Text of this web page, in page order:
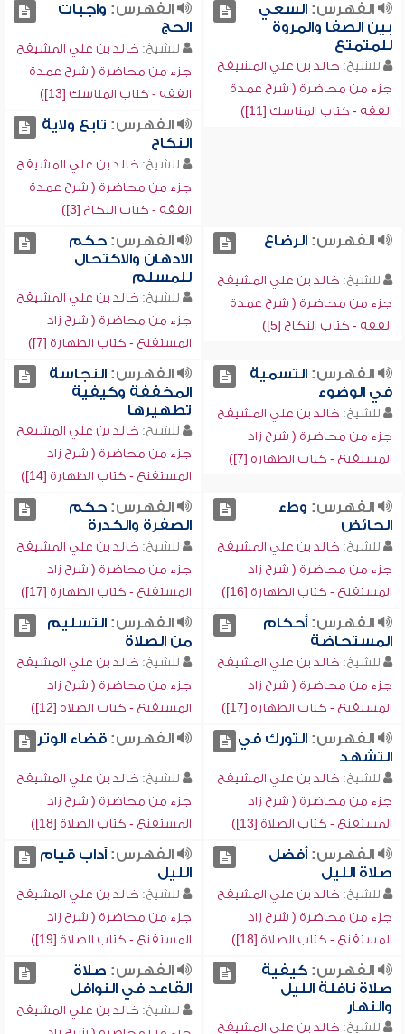
الفهرس:السعي
بين الصفا والمروة
للمتمتع
للشيخ: خالد بن علي المشيقح
جزء من محاضرة ( شرح عمدة
الفقه - كتاب المناسك [11])
الفهرس: واجبات
الحج
للشيخ: خالد بن علي المشيقح
جزء من محاضرة ( شرح عمدة
الفقه - كتاب المناسك [13])
الفهرس: تابع ولاية
النكاح
للشيخ: خالد بن علي المشيقح
جزء من محاضرة ( شرح عمدة
الفقه - كتاب النكاح [3])
الفهرس:الرضاع
للشيخ: خالد بن علي المشيقح
جزء من محاضرة ( شرح عمدة
الفقه - كتاب النكاح [5])
الفهرس:حكم
الادهان والاكتحال
للمسلم
للشيخ: خالد بن علي المشيقح
جزء من محاضرة ( شرح زاد
المستقنع - كتاب الطهارة [7])
الفهرس:التسمية
في الوضوء
للشيخ: خالد بن علي المشيقح
جزء من محاضرة ( شرح زاد
المستقنع - كتاب الطهارة [7])
الفهرس:النجاسة
المخففة وكيفية
تطهيرها
للشيخ: خالد بن علي المشيقح
جزء من محاضرة ( شرح زاد
المستقنع - كتاب الطهارة [14])
الفهرس: وطء
الحائض
للشيخ: خالد بن علي المشيقح
جزء من محاضرة ( شرح زاد
المستقنع - كتاب الطهارة [16])
الفهرس:حكم
الصفرة والكدرة
للشيخ: خالد بن علي المشيقح
جزء من محاضرة ( شرح زاد
المستقنع - كتاب الطهارة [17])
الفهرس:أحكام
المستحاضة
للشيخ: خالد بن علي المشيقح
جزء من محاضرة ( شرح زاد
المستقنع - كتاب الطهارة [17])
الفهرس:التسليم
من الصلاة
للشيخ: خالد بن علي المشيقح
جزء من محاضرة ( شرح زاد
المستقنع - كتاب الصلاة [12])
الفهرس:التورك في
التشهد
للشيخ: خالد بن علي المشيقح
جزء من محاضرة ( شرح زاد
المستقنع - كتاب الصلاة [13])
الفهرس:قضاء الوتر
للشيخ: خالد بن علي المشيقح
جزء من محاضرة ( شرح زاد
المستقنع - كتاب الصلاة [18])
الفهرس:أفضل
صلاة الليل
للشيخ: خالد بن علي المشيقح
جزء من محاضرة ( شرح زاد
المستقنع - كتاب الصلاة [18])
الفهرس:آداب قيام
الليل
للشيخ: خالد بن علي المشيقح
جزء من محاضرة ( شرح زاد
المستقنع - كتاب الصلاة [19])
الفهرس:كيفية
صلاة نافلة الليل
والنهار
للشيخ: خالد بن علي المشيقح
الفهرس: صلاة
القاعد في النوافل
للشيخ: خالد بن علي المشيقح